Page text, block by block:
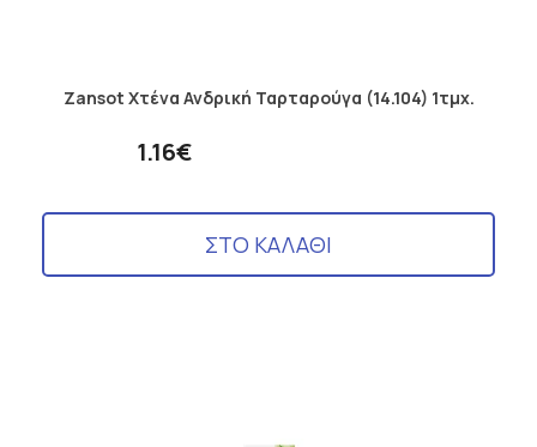
Zansot Χτένα Ανδρική Ταρταρούγα (14.104) 1τμχ.
1.16€
ΣΤΟ ΚΑΛΑΘΙ